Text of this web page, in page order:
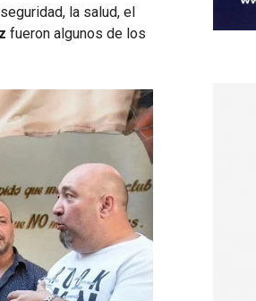
la salud, el
fueron algunos de los